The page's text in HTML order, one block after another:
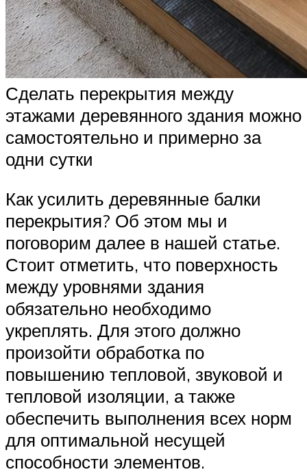
Сделать перекрытия между
этажами деревянного здания можно
самостоятельно и примерно за
одни сутки
Как усилить деревянные балки
перекрытия? Об этом мы и
поговорим далее в нашей статье.
Стоит отметить, что поверхность
между уровнями здания
обязательно необходимо
укреплять. Для этого должно
произойти обработка по
повышению тепловой, звуковой и
тепловой изоляции, а также
обеспечить выполнения всех норм
для оптимальной несущей
способности элементов.